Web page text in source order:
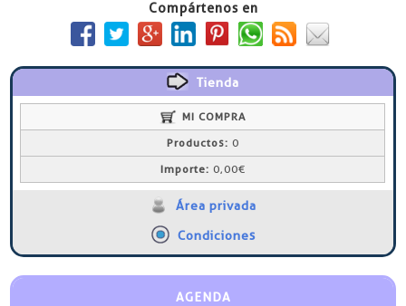
Compártenos en
Tienda
MI COMPRA
Productos: 0
Importe: 0,00€
Área privada
Condiciones
AGENDA